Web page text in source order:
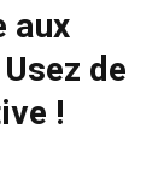
aux
de
!